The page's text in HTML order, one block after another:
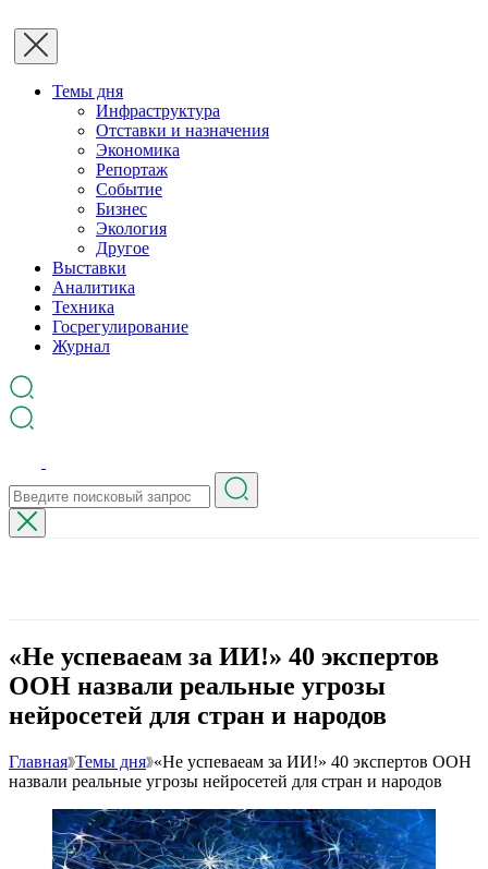
Темы дня
Инфраструктура
Отставки и назначения
Экономика
Репортаж
Событие
Бизнес
Экология
Другое
Выставки
Аналитика
Техника
Госрегулирование
Журнал
«Не успеваеам за ИИ!» 40 экспертов
ООН назвали реальные угрозы
нейросетей для стран и народов
Главная Темы дня «Не успеваеам за ИИ!» 40 экспертов ООН
назвали реальные угрозы нейросетей для стран и народов